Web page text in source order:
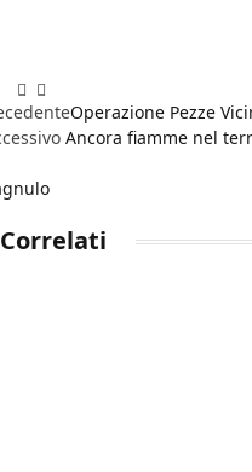
WhatsApp
Telegram
Email
Operazione Pezze
Ancora fiamme nel
Correlati